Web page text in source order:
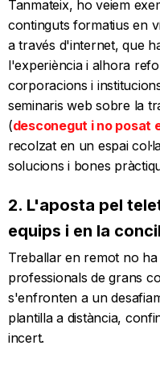
Tanmateix, ho veiem
continguts formatius en
a través d'internet, que
l'experiència i alhora
corporacions i
seminaris web sobre la
(desconegut i no posat
recolzat en un espai
solucions i bones
2. L'aposta pel
equips i en la
Treballar en remot no
professionals de grans
s'enfronten a un
plantilla a distància,
incert.